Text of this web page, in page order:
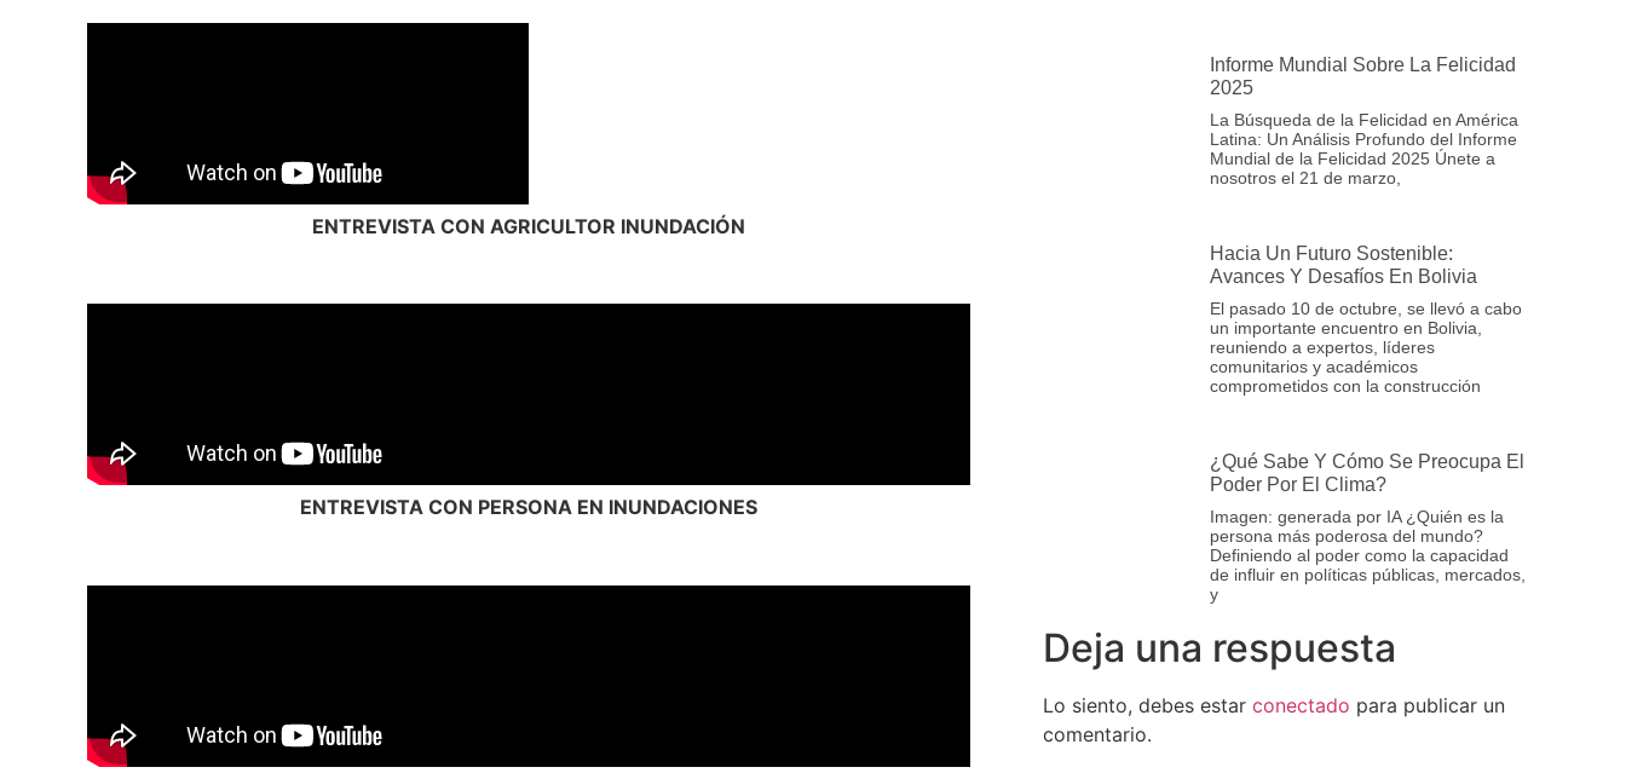
ENTREVISTA CON AGRICULTOR INUNDACIÓN
ENTREVISTA CON PERSONA EN INUNDACIONES
Informe Mundial Sobre La Felicidad
2025
La Búsqueda de la Felicidad en América
Latina: Un Análisis Profundo del Informe
Mundial de la Felicidad 2025 Únete a
nosotros el 21 de marzo,
Hacia Un Futuro Sostenible:
Avances Y Desafíos En Bolivia
El pasado 10 de octubre, se llevó a cabo
un importante encuentro en Bolivia,
reuniendo a expertos, líderes
comunitarios y académicos
comprometidos con la construcción
¿Qué Sabe Y Cómo Se Preocupa El
Poder Por El Clima?
Imagen: generada por IA ¿Quién es la
persona más poderosa del mundo?
Definiendo al poder como la capacidad
de influir en políticas públicas, mercados,
y
Deja una respuesta
Lo siento, debes estar conectado para publicar un
comentario.